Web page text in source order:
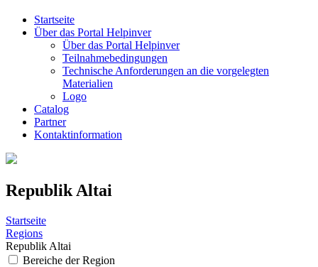
Startseite
Über das Portal Helpinver
Über das Portal Helpinver
Teilnahmebedingungen
Technische Anforderungen an die vorgelegten
Materialien
Logo
Catalog
Partner
Kontaktinformation
Republik Altai
Startseite
Regions
Republik Altai
Bereiche der Region